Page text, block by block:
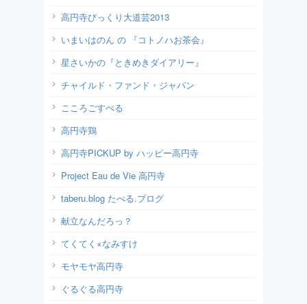
高円寺びっくり大道芸2013
いまいはのん の 『コトノハお茶会』
星さいかの『ときめきダイアリー』
チャイルド・ファンド・ジャパン
こころごすぺる
高円寺鶏
高円寺PICKUP by ハッピー高円寺
Project Eau de Vie 高円寺
taberu.blog たべる.ブログ
献立なんだろっ？
てくてく×なみすけ
モヤモヤ高円寺
ぐるぐる高円寺